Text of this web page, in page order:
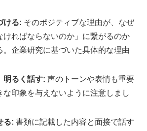
ける: そのポジティブな理由が、なぜ
ければならないのか」に繋がるのか
。企業研究に基づいた具体的な理由
明るく話す: 声のトーンや表情も重要
な印象を与えないように注意しまし
る: 書類に記載した内容と面接で話す